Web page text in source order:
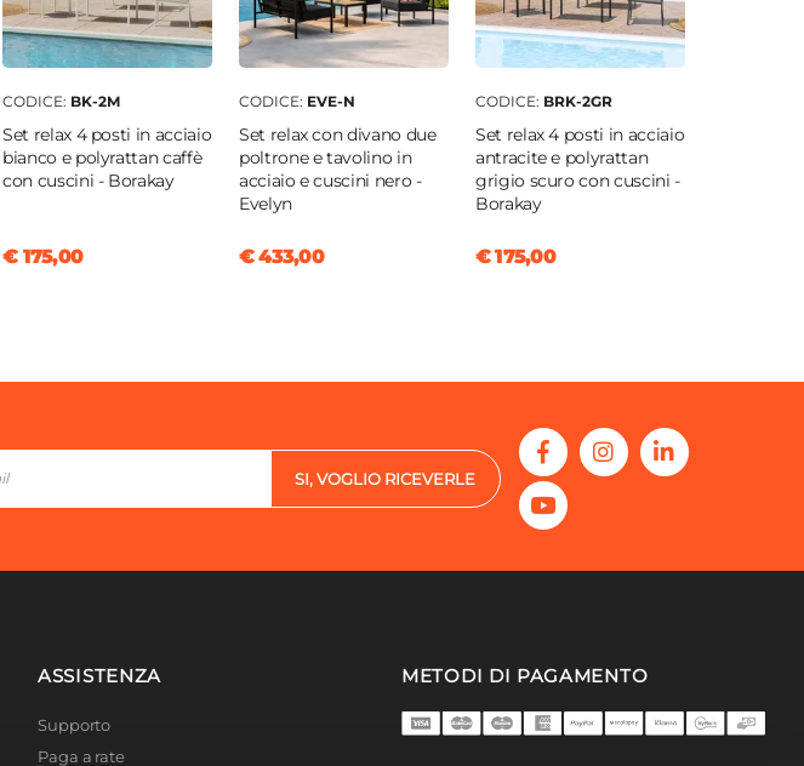
CODICE: BK-2M
Set relax 4 posti in acciaio
bianco e polyrattan caffè
con cuscini - Borakay
€ 175,00
CODICE: EVE-N
Set relax con divano due
poltrone e tavolino in
acciaio e cuscini nero -
Evelyn
€ 433,00
CODICE: BRK-2GR
Set relax 4 posti in acciaio
antracite e polyrattan
grigio scuro con cuscini -
Borakay
€ 175,00
SI, VOGLIO RICEVERLE
ASSISTENZA
Supporto
Paga a rate
METODI DI PAGAMENTO